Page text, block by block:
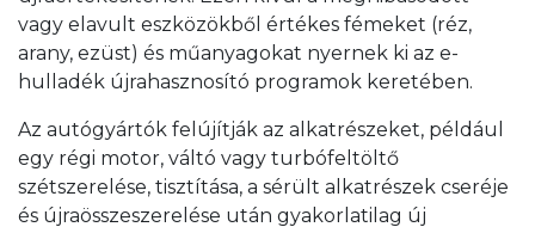
vagy elavult eszközökből értékes fémeket (réz,
arany, ezüst) és műanyagokat nyernek ki az e-
hulladék újrahasznosító programok keretében.
Az autógyártók felújítják az alkatrészeket, például
egy régi motor, váltó vagy turbófeltöltő
szétszerelése, tisztítása, a sérült alkatrészek cseréje
és újraösszeszerelése után gyakorlatilag új